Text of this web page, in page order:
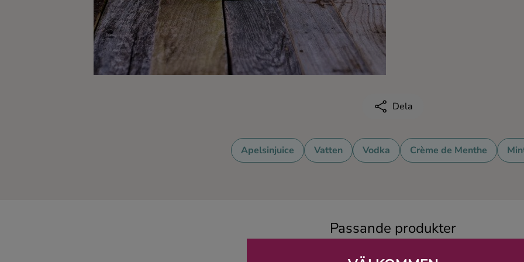
Dela
Apelsinjuice Vatten Vodka Crème de Menthe
Passande produkter